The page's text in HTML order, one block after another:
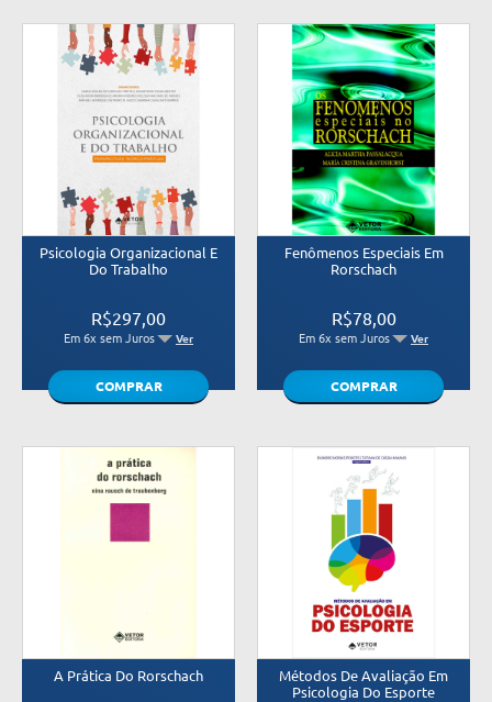
Psicologia Organizacional E
Do Trabalho
R$297,00
Em 6x sem Juros Ver
COMPRAR
Fenômenos Especiais Em
Rorschach
R$78,00
Em 6x sem Juros Ver
COMPRAR
A Prática Do Rorschach
Métodos De Avaliação Em
Psicologia Do Esporte